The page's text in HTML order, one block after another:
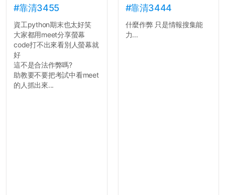
的聲明一樣正式，但至少在
用字上多加留意。有些語句
用說的可能會引人發笑或多
聽幾句，但寫成文字時只會
讓人感到疲乏。
2. 文章主題不明
在學生會臉書的貼文中
可以看到，全篇文章以連字
#靠清3455
資工python期末也太好笑
大家都用meet分享螢幕
code打不出來看別人螢幕就
好
這不是合法作弊嗎?
助教要不要把考試中看meet
的人抓出來...
#靠清3444
什麼作弊 只是情報搜集能
力...